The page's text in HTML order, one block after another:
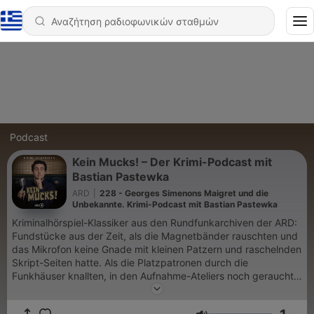
Podcast
Kein Mucks! – Der Krimi-Podcast mit
Bastian Pastewka
ARD
228 - Georges Simenons Maigret und die
Unbekannte. Krimi-Podcast mit Bastian Pastewka
Kriminalhörspiel-Klassiker aus den Rundfunkarchiven der ARD:
Fundstücke aus der Zeit, als die Magnetbänder rauschten und
das Mikrofon keine Gnade mit kleinen Patzern und raschelnden
Skript-Seiten hatte. Als die Platzpatronen durch die
Funkhäuser knallten, in den Aufnahme-Ateliers noch geraucht
wurde und der Whisky bereitstand, um die Stimme zu ölen.